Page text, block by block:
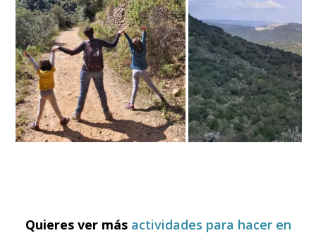
Quieres ver más actividades para hacer en